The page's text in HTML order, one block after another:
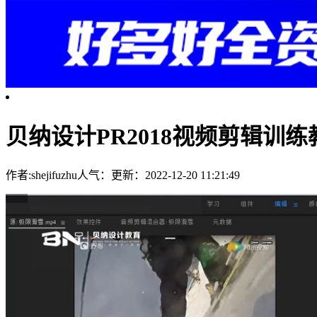
贝纳设计PR2018视频剪辑训练
作者:shejifuzhu人气： 更新：2022-12-20 11:21:49